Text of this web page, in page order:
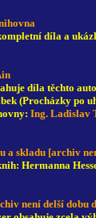
díla a
díla těchto
(Procházky po
Ing. Ladislav
a skladu [archiv
Hermanna
není delší dobu